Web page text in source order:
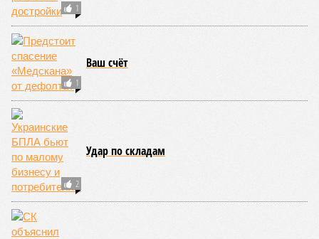
США, а также некоторые районы Карибского бассейна и
Средиземноморья. То есть в зоне риска уже не только
Поднебесная с Индией – не так ли?
«Бронзу» получают извержения супервулканов – «Наша
Версия» ужеписала
окончательно проснётся знаменитый Йеллоустоун. Это
грозит не только уничтожением части Соединённых
Штатов, но и общепланетарной катастрофой вплоть до
возникновения «вулканической зимы». Флегрейские поля в
Италии, кстати, тоже не стоит сбрасывать со счетов. Равно
как и многие другие до поры спящие вулканические
районы.
Невидимый убийца
Упоминают эксперты и жару вкупе с засухой и